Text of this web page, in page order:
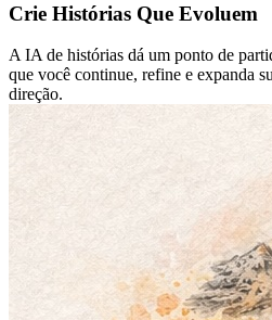
Crie Histórias Que Evoluem
A IA de histórias dá um ponto de
que você continue, refine e expanda
direção.